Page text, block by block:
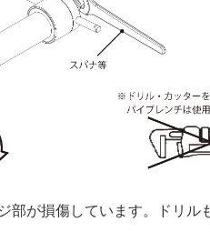
部が損傷しています。ドリ